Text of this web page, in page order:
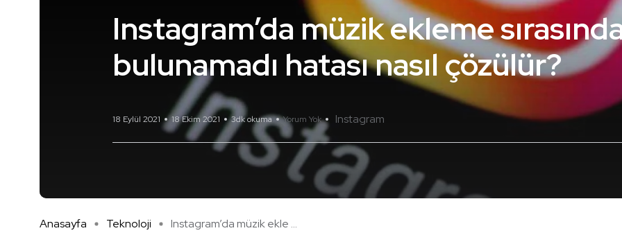
Instagram’da müzik ekleme
bulunamadı hatası nasıl çözülür?
18 Eylül 2021 18 Ekim 2021 3dk okuma Yorum Yok Instagram
Anasayfa Teknoloji Instagram’da müzik ekle ...